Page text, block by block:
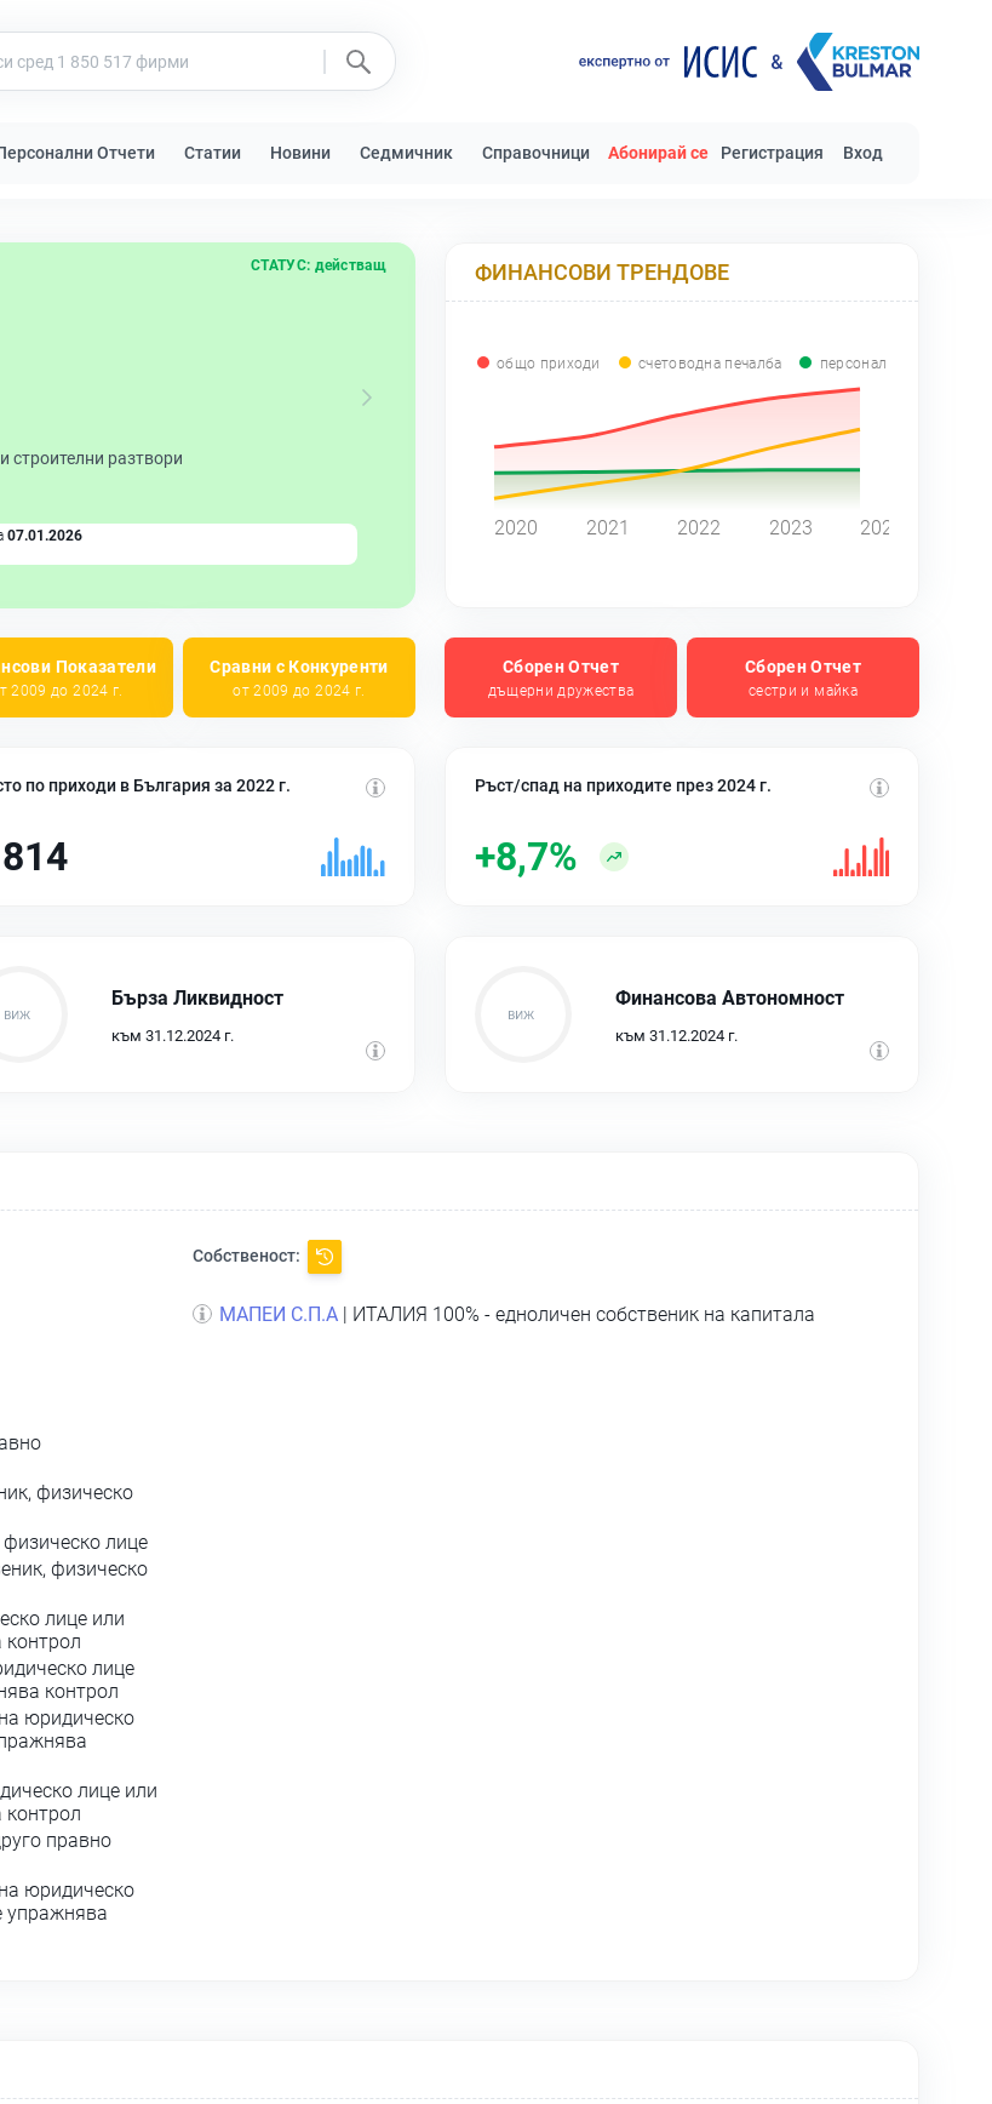
Отчети Статии Новини Седмичник Справочници Абонирай се Регистрация Вход
СТАТУС: действащ
строителни разтвори
07.01.2026
ФИНАНСОВИ ТРЕНДОВЕ
общо приходи счетоводна печалба персонал
2020 2021 2022 2023 2024
Показатели
2009 до 2024 г.
Сравни с Конкуренти
от 2009 до 2024 г.
Сборен Отчет
дъщерни дружества
Сборен Отчет
сестри и майка
по приходи в България за 2022 г. Ръст/спад на приходите през 2024 г.
+8,7%
Бърза Ликвидност
към 31.12.2024 г.
Финансова Автономност
към 31.12.2024 г.
Собственост:
МАПЕИ С.П.А | ИТАЛИЯ 100% - едноличен собственик на капитала
физическо
лице
физическо
лице или
контрол
лице
контрол
юридическо
лице или
контрол
правно
юридическо
упражнява